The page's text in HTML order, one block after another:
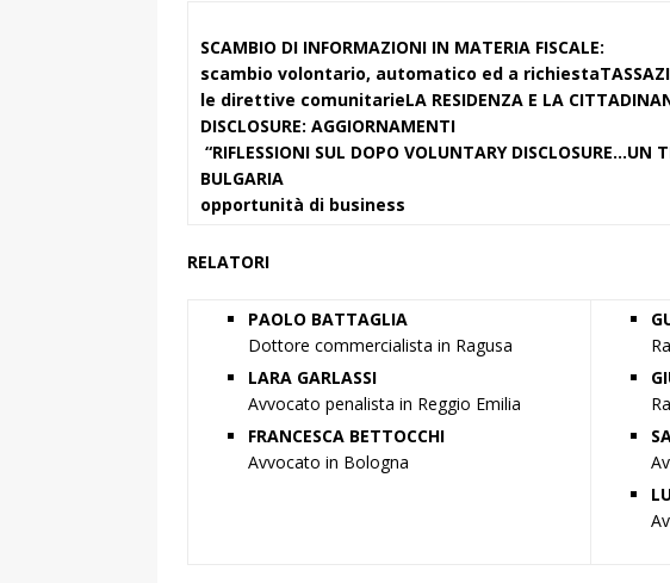
SCAMBIO DI INFORMAZIONI IN MATERIA FISCALE:
scambio volontario, automatico ed a richiesta
le direttive comunitarieLA RESIDENZA E LA
DISCLOSURE: AGGIORNAMENTI
“RIFLESSIONI SUL DOPO VOLUNTARY DISCLOSURE…UN
BULGARIA
opportunità di business
RELATORI
PAOLO BATTAGLIA
Dottore commercialista in Ragusa
LARA GARLASSI
Avvocato penalista in Reggio Emilia
FRANCESCA BETTOCCHI
Avvocato in Bologna